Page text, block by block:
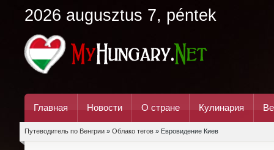
2026 augusztus 7, péntek
Главная Новости О стране Кулинария
Путеводитель по Венгрии » Облако тегов » Евровидение Киев